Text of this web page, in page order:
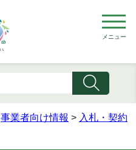
メニュー
事業者向け情報 > 入札・契約